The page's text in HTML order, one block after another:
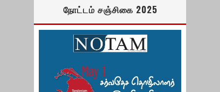
நோட்டம் சஞ்சிகை 2025